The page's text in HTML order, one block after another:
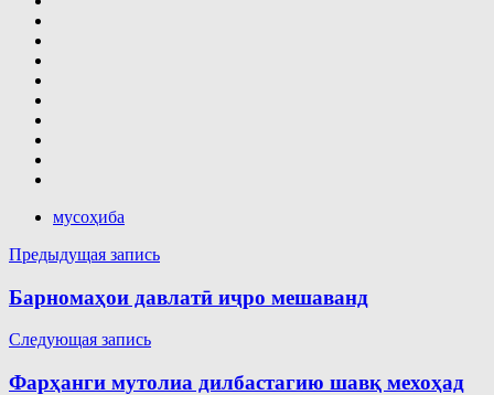
мусоҳиба
Навигация
по
записям
Предыдущая запись
Барномаҳои давлатӣ иҷро мешаванд
Следующая запись
Фарҳанги мутолиа дилбастагию шавқ мехоҳад